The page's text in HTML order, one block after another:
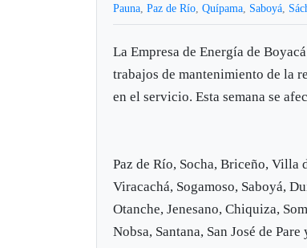
Pauna ,Paz de Río ,Quípama Saboyá
La Empresa de Energía de
trabajos de mantenimiento de la
en el servicio. Esta semana se
Paz de Río, Socha, Briceño, Villa
Viracachá, Sogamoso, Saboyá,
Otanche, Jenesano, Chiquiza,
Nobsa, Santana, San José de Pare